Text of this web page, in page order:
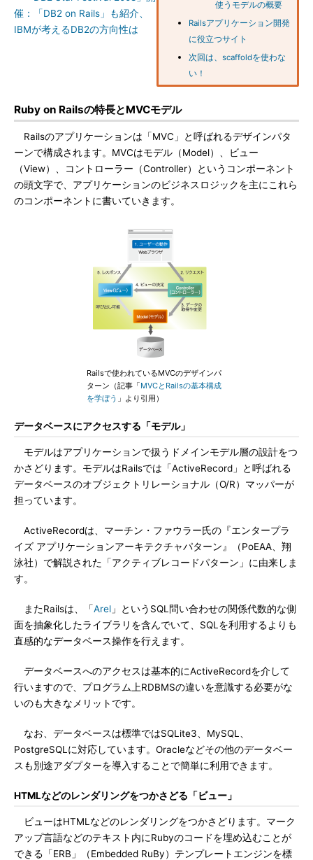
使うモデルの概要
Railsアプリケーション開発
に役立つサイト
次回は、scaffoldを使わな
い！
催：「DB2 on Rails」も紹介、
IBMが考えるDB2の方向性は
Ruby on Railsの特長とMVCモデル
Railsのアプリケーションは「MVC」と呼ばれるデザインパタ
ーンで構成されます。MVCはモデル（Model）、ビュー
（View）、コントローラー（Controller）というコンポーネント
の頭文字で、アプリケーションのビジネスロジックを主にこれら
のコンポーネントに書いていきます。
Railsで使われているMVCのデザインパ
ターン（記事「MVCとRailsの基本構成
を学ぼう 」より引用）
データベースにアクセスする「モデル」
モデルはアプリケーションで扱うドメインモデル層の設計をつ
かさどります。モデルはRailsでは「ActiveRecord」と呼ばれる
データベースのオブジェクトリレーショナル（O/R）マッパーが
担っています。
ActiveRecordは、マーチン・ファウラー氏の『エンタープラ
イズ アプリケーションアーキテクチャパターン』（PoEAA、翔
泳社）で解説された「アクティブレコードパターン」に由来しま
す。
またRailsは、「Arel 」というSQL問い合わせの関係代数的な側
面を抽象化したライブラリを含んでいて、SQLを利用するよりも
直感的なデータベース操作を行えます。
データベースへのアクセスは基本的にActiveRecordを介して
行いますので、プログラム上RDBMSの違いを意識する必要がな
いのも大きなメリットです。
なお、データベースは標準ではSQLite3、MySQL、
PostgreSQLに対応しています。Oracleなどその他のデータベー
スも別途アダプターを導入することで簡単に利用できます。
HTMLなどのレンダリングをつかさどる「ビュー」
ビューはHTMLなどのレンダリングをつかさどります。マーク
アップ言語などのテキスト内にRubyのコードを埋め込むことが
できる「ERB」（Embedded RuBy）テンプレートエンジンを標